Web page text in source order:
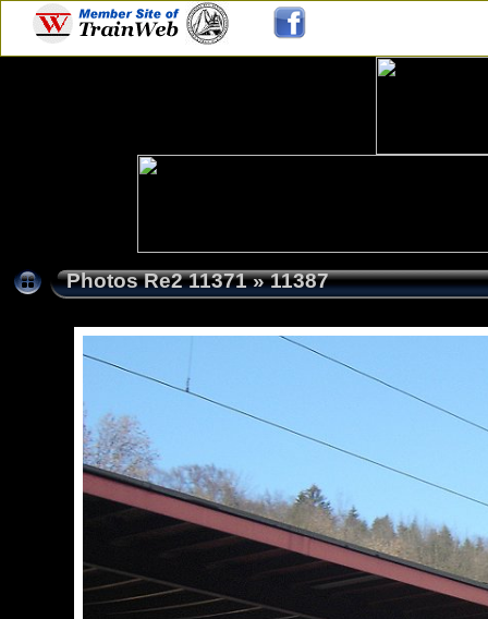
Photos Re2 11371»11387